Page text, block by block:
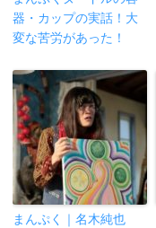
器・カップの実話！大
変な苦労があった！
まんぷく｜名木純也